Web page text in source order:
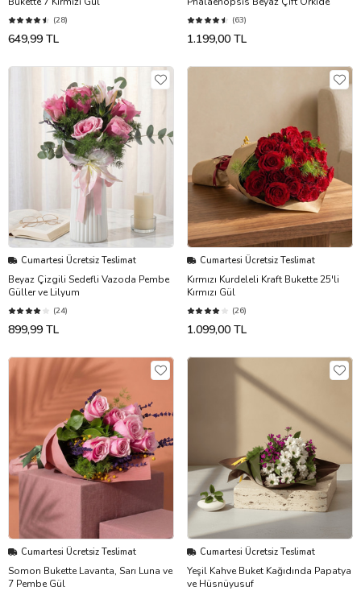
(28)
649,99 TL
(63)
1.199,00 TL
Cumartesi Ücretsiz Teslimat
Beyaz Çizgili Sedefli Vazoda Pembe
Güller ve Lilyum
(24)
899,99 TL
Cumartesi Ücretsiz Teslimat
Kırmızı Kurdeleli Kraft Bukette 25'li
Kırmızı Gül
(26)
1.099,00 TL
Cumartesi Ücretsiz Teslimat
Somon Bukette Lavanta, Sarı Luna ve
7 Pembe Gül
Cumartesi Ücretsiz Teslimat
Yeşil Kahve Buket Kağıdında Papatya
ve Hüsnüyusuf